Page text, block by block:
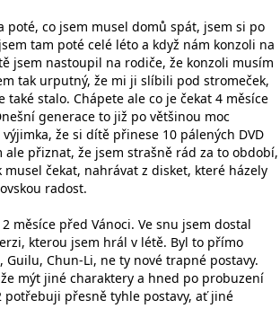
co jsem musel domů spát, jsem si po
tam poté celé léto a když nám konzoli na
jsem nastoupil na rodiče, že konzoli musím
tak urputný, že mi ji slíbili pod stromeček,
stalo. Chápete ale co je čekat 4 měsíce
generace to již po většinou moc
že si dítě přinese 10 pálených DVD
přiznat, že jsem strašně rád za to období,
čekat, nahrávat z disket, které házely
radost.
měsíce před Vánoci. Ve snu jsem dostal
kterou jsem hrál v létě. Byl to přímo
Chun-Li, ne ty nové trapné postavy.
mýt jiné charaktery a hned po probuzení
přesně tyhle postavy, ať jiné